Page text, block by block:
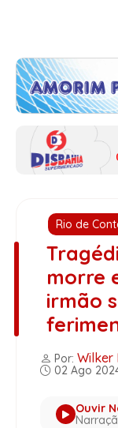
Rio de
morre
irmão
Por: Wilker
02 Ago
Ouvir